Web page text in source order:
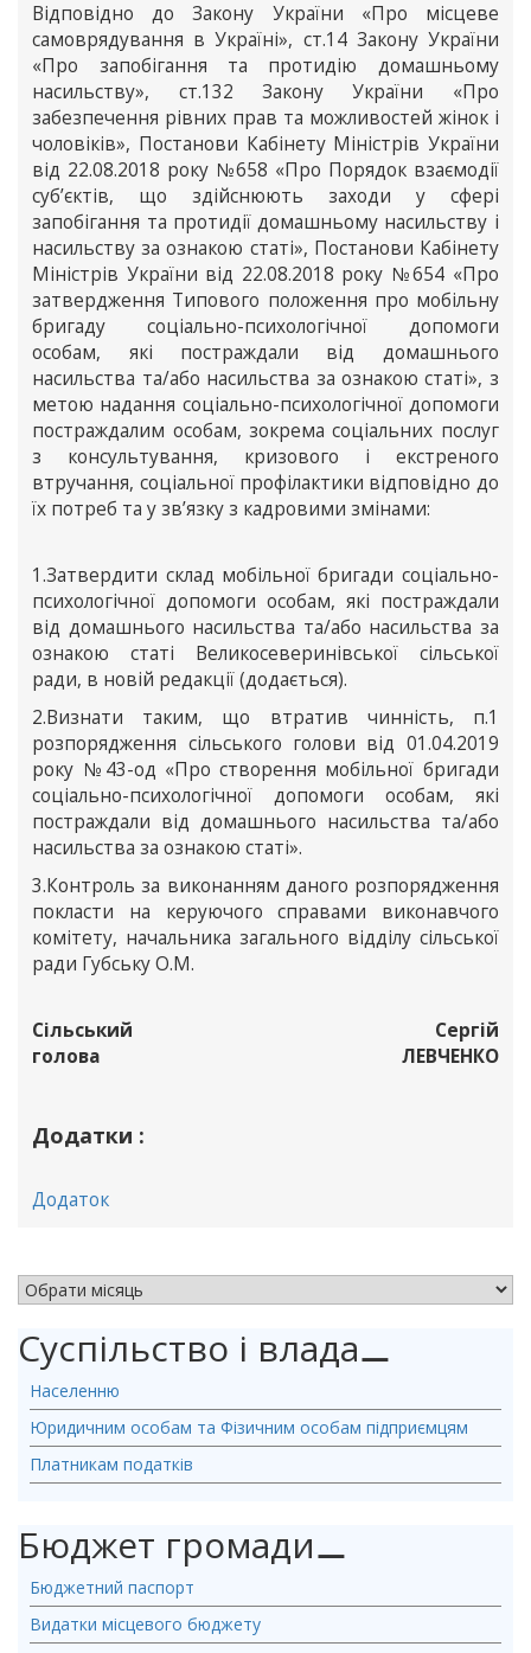
Відповідно до Закону України «Про місцеве
самоврядування в Україні», ст.14 Закону України
«Про запобігання та протидію домашньому
насильству», ст.132 Закону України «Про
забезпечення рівних прав та можливостей жінок і
чоловіків», Постанови Кабінету Міністрів України
від 22.08.2018 року №658 «Про Порядок взаємодії
суб’єктів, що здійснюють заходи у сфері
запобігання та протидії домашньому насильству і
насильству за ознакою статі», Постанови Кабінету
Міністрів України від 22.08.2018 року №654 «Про
затвердження Типового положення про мобільну
бригаду соціально-психологічної допомоги
особам, які постраждали від домашнього
насильства та/або насильства за ознакою статі», з
метою надання соціально-психологічної допомоги
постраждалим особам, зокрема соціальних послуг
з консультування, кризового і екстреного
втручання, соціальної профілактики відповідно до
їх потреб та у зв’язку з кадровими змінами:
1.Затвердити склад мобільної бригади соціально-
психологічної допомоги особам, які постраждали
від домашнього насильства та/або насильства за
ознакою статі Великосеверинівської сільської
ради, в новій редакції (додається).
2.Визнати таким, що втратив чинність, п.1
розпорядження сільського голови від 01.04.2019
року №43-од «Про створення мобільної бригади
соціально-психологічної допомоги особам, які
постраждали від домашнього насильства та/або
насильства за ознакою статі».
3.Контроль за виконанням даного розпорядження
покласти на керуючого справами виконавчого
комітету, начальника загального відділу сільської
ради Губську О.М.
Сільський
голова
Сергій
ЛЕВЧЕНКО
Додатки :
Додаток
Суспільство і влада⚊
Населенню
Юридичним особам та Фізичним особам підприємцям
Платникам податків
Бюджет громади⚊
Бюджетний паспорт
Видатки місцевого бюджету